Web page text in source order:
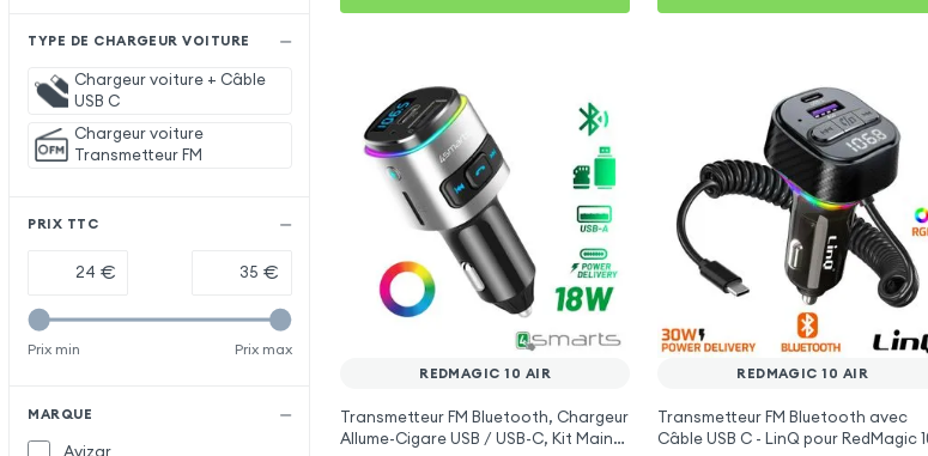
TYPE DE CHARGEUR VOITURE
Chargeur voiture + Câble
USB C
Chargeur voiture
Transmetteur FM
PRIX TTC
€ €
Prix min Prix max
MARQUE
Avizar
REDMAGIC 10 AIR
Transmetteur FM Bluetooth, Chargeur
Allume-Cigare USB / USB-C, Kit Main
REDMAGIC 10 AIR
Transmetteur FM Bluetooth avec
Câble USB C - LinQ pour RedMagic